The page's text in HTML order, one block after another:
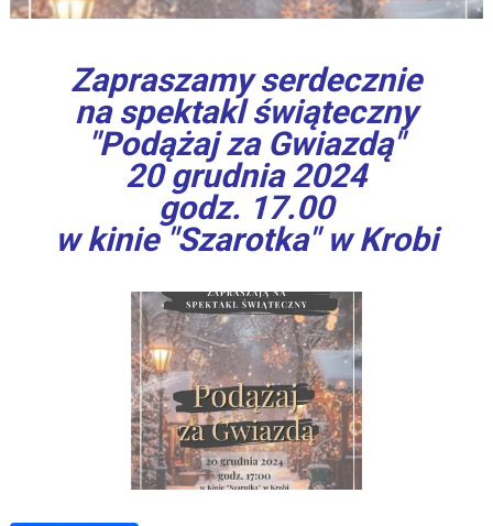
Zapraszamy serdecznie
na spektakl świąteczny
"Podążaj za Gwiazdą"
20 grudnia 2024
godz. 17.00
w kinie "Szarotka" w Krobi